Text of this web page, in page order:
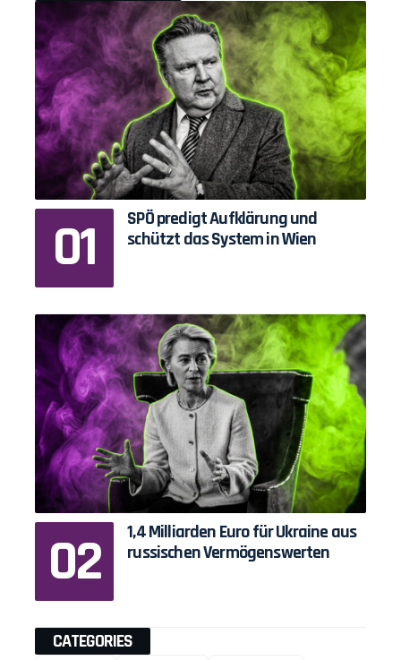
SPÖ predigt Aufklärung und
schützt das System in Wien
1,4 Milliarden Euro für Ukraine aus
russischen Vermögenswerten
CATEGORIES